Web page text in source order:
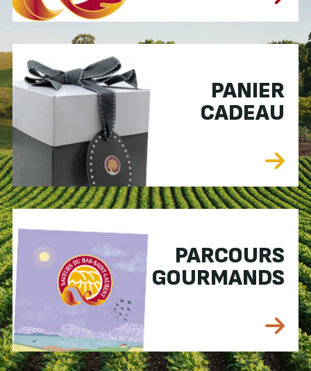
PANIER
CADEAU
PARCOURS
GOURMANDS